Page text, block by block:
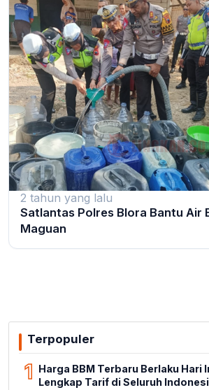
2 tahun yang lalu
Satlantas Polres Blora Bantu Air
Maguan
Terpopuler
1 Harga BBM Terbaru Berlaku Hari
Lengkap Tarif di Seluruh